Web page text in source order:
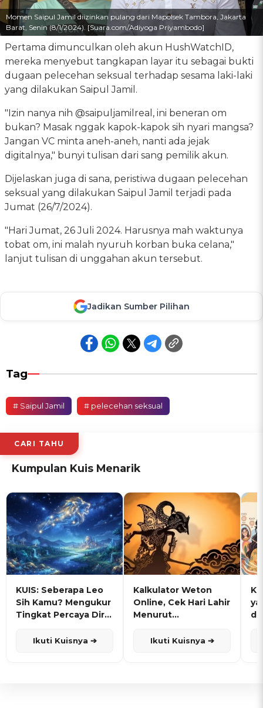
Momen Saipul Jamil diizinkan pulang dari Mapolsek Tambora, Jakarta
Barat, Senin (8/1/2024). [Suara.com/Adiyoga Priyambodo]
Pertama dimunculkan oleh akun HushWatchID,
mereka menyebut tangkapan layar itu sebagai bukti
dugaan pelecehan seksual terhadap sesama laki-laki
yang dilakukan Saipul Jamil.
"Izin nanya nih @saipuljamilreal, ini beneran om
bukan? Masak nggak kapok-kapok sih nyari mangsa?
Jangan VC minta aneh-aneh, nanti ada jejak
digitalnya," bunyi tulisan dari sang pemilik akun.
Dijelaskan juga di sana, peristiwa dugaan pelecehan
seksual yang dilakukan Saipul Jamil terjadi pada
Jumat (26/7/2024).
"Hari Jumat, 26 Juli 2024. Harusnya mah waktunya
tobat om, ini malah nyuruh korban buka celana,"
lanjut tulisan di unggahan akun tersebut.
Jadikan Sumber Pilihan
Tag
# Saipul Jamil # pelecehan seksual
CARI TAHU
Kumpulan Kuis Menarik
KUIS: Seberapa Leo
Sih Kamu? Mengukur
Tingkat Percaya Diri
Ikuti Kuisnya ➔
Kalkulator Weton
Online, Cek Hari Lahir
Menurut
Ikuti Kuisnya ➔